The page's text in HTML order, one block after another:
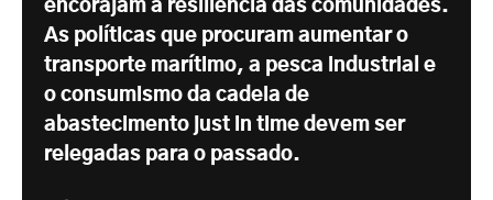
encorajam a resiliência das comunidades.
As políticas que procuram aumentar o
transporte marítimo, a pesca industrial e
o consumismo da cadeia de
abastecimento just in time devem ser
relegadas para o passado.